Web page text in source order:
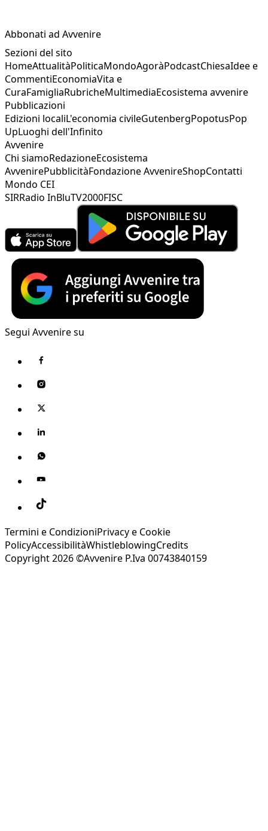
Abbonati ad Avvenire
Sezioni del sito
HomeAttualitàPoliticaMondoAgoràPodcastChiesaIdee e
CommentiEconomiaVita e
CuraFamigliaRubricheMultimediaEcosistema avvenire
Pubblicazioni
Edizioni localiL'economia civileGutenbergPopotusPop
UpLuoghi dell'Infinito
Avvenire
Chi siamoRedazioneEcosistema
AvvenirePubblicitàFondazione AvvenireShopContatti
Mondo CEI
SIRRadio InBluTV2000FISC
Segui Avvenire su
Termini e CondizioniPrivacy e Cookie
PolicyAccessibilitàWhistleblowingCredits
Copyright 2026 ©Avvenire P.Iva 00743840159